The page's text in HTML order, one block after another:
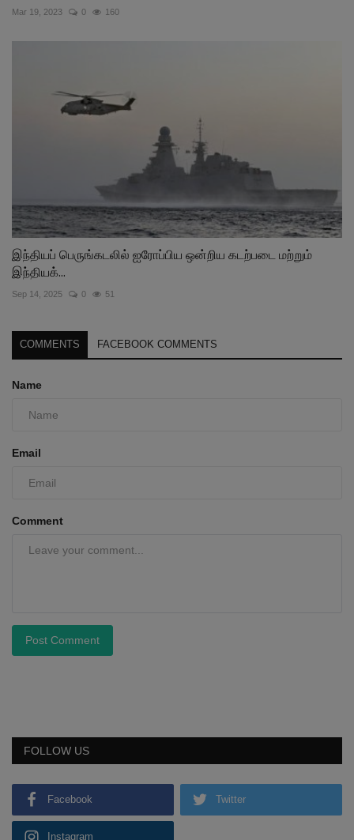
Mar 19, 2023 0 160
இந்தியப் பெருங்கடலில் ஐரோப்பிய ஒன்றிய கடற்படை மற்றும்
இந்தியக்...
Sep 14, 2025 0 51
COMMENTS FACEBOOK COMMENTS
Name
Email
Comment
Post Comment
FOLLOW US
Facebook Twitter
Instagram